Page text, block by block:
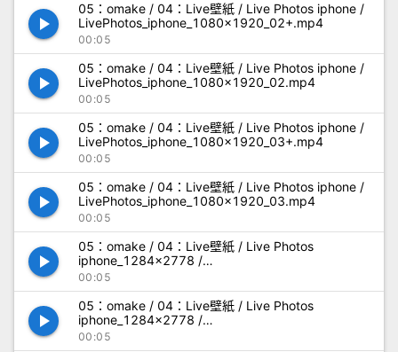
play_arrow
05：omake / 04：Live壁紙 / Live Photos iphone /
LivePhotos_iphone_1080x1920_02+.mp4
00:05
play_arrow
05：omake / 04：Live壁紙 / Live Photos iphone /
LivePhotos_iphone_1080x1920_02.mp4
00:05
play_arrow
05：omake / 04：Live壁紙 / Live Photos iphone /
LivePhotos_iphone_1080x1920_03+.mp4
00:05
play_arrow
05：omake / 04：Live壁紙 / Live Photos iphone /
LivePhotos_iphone_1080x1920_03.mp4
00:05
play_arrow
05：omake / 04：Live壁紙 / Live Photos
iphone_1284x2778 /
LivePhotos_iphone_1284x2778_01+.mp4
00:05
play_arrow
05：omake / 04：Live壁紙 / Live Photos
iphone_1284x2778 /
LivePhotos_iphone_1284x2778_01.mp4
00:05